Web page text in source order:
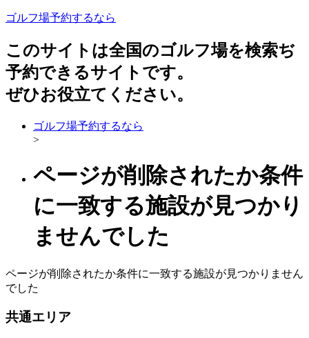
ゴルフ場予約するなら
このサイトは全国のゴルフ場を検索ぢ
予約できるサイトです。
ぜひお役立てください。
ゴルフ場予約するなら
>
ページが削除されたか条件
に一致する施設が見つかり
ませんでした
ページが削除されたか条件に一致する施設が見つかりません
でした
共通エリア